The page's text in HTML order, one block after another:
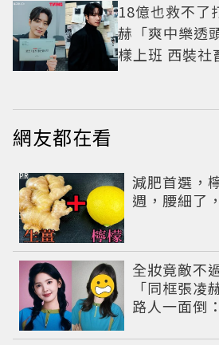
18億也救不了
赫「爽中樂透
樣上班 西裝社
網友都在看
減肥首選，
週，腰細了
PR
全妝竟敵不
「同框張凌
路人一面倒